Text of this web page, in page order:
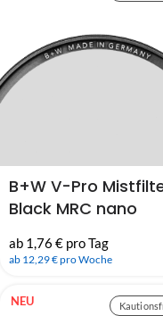
B+W V-Pro
Black MRC nano
72mm, 77mm,
ab 1,76 € pro Tag
ab 12,29 € pro Woche
NEU